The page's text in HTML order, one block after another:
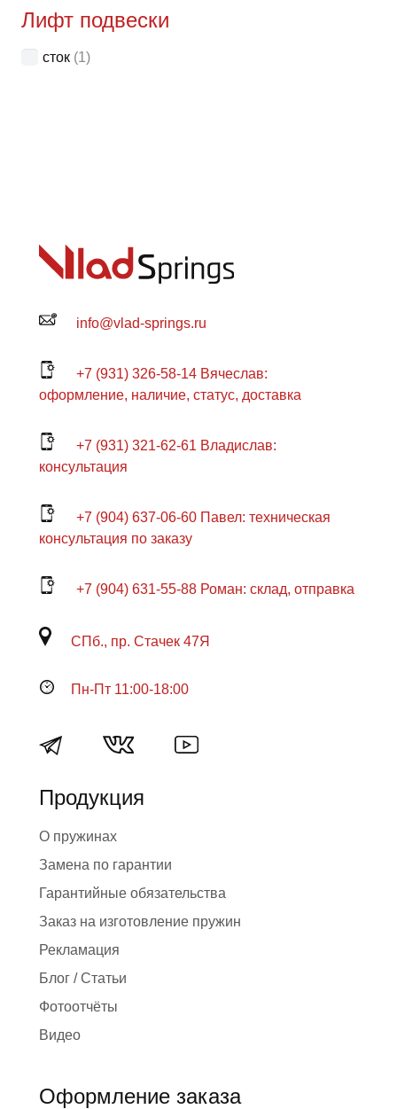
Лифт подвески
сток (1)
info@vlad-springs.ru
+7 (931) 326-58-14 Вячеслав:
оформление, наличие, статус, доставка
+7 (931) 321-62-61 Владислав:
консультация
+7 (904) 637-06-60 Павел: техническая
консультация по заказу
+7 (904) 631-55-88 Роман: склад, отправка
СПб., пр. Стачек 47Я
Пн-Пт 11:00-18:00
Продукция
О пружинах
Замена по гарантии
Гарантийные обязательства
Заказ на изготовление пружин
Рекламация
Блог / Статьи
Фотоотчёты
Видео
Оформление заказа